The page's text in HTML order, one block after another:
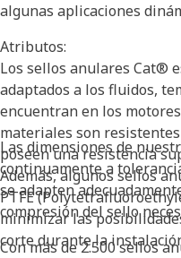
algunas aplicaciones
Atributos:
Los sellos anulares Cat®
adaptados a los fluidos,
encuentran en los
materiales son
poseen una resistencia
Además, algunos sellos
PTFE
minimizar las
corte durante la
Las dimensiones de
continuamente a
se adapten
compresión del sello
Con más de 2.500 sellos